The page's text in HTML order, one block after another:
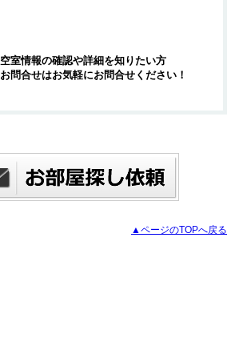
空室情報の確認や詳細を知りたい方
お問合せはお気軽にお問合せください！
▲ページのTOPへ戻る